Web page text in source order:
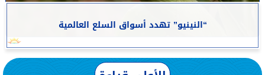
“النينيو” تهدد أسواق السلع العالمية